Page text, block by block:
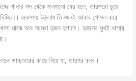
খালার গুদ থেকে মালগুলো বের হতে, তারপরো চুয়ে
দিচ্ছিল। একসময় উঠলাম তিনজনই আবার গোসল করে
মাঝে আর আমরা দুজন দুপাশে। দুজনের মুখই খালার
ডাক্তারের কাছে নিয়ে যা, তারপর বলব।